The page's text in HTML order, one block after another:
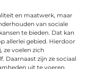
en maatwerk, maar
van sociale
te bieden. Dat kan
allerlei gebied. Hierdoor
ze voelen zich
Daarnaast zijn ze sociaal
uit te voeren,